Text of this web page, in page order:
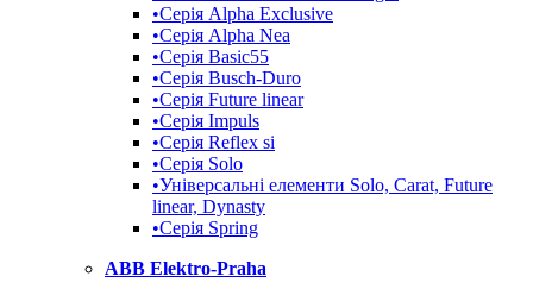
•Серія Alpha Exclusive
•Серія Alpha Nea
•Серія Basic55
•Серія Busch-Duro
•Серія Future linear
•Серія Impuls
•Серія Reflex si
•Серія Solo
•Універсальні елементи Solo, Carat, Future
linear, Dynasty
•Серія Spring
ABB Elektro-Praha